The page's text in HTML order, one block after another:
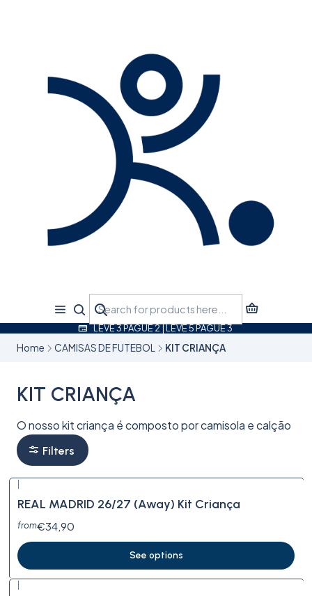
LEVE 3 PAGUE 2 | LEVE 5 PAGUE 3
Home CAMISAS DE FUTEBOL KIT CRIANÇA
KIT CRIANÇA
O nosso kit criança é composto por camisola e calção
Filters
REAL MADRID 26/27 (Away) Kit Criança
from€34,90
See options
|